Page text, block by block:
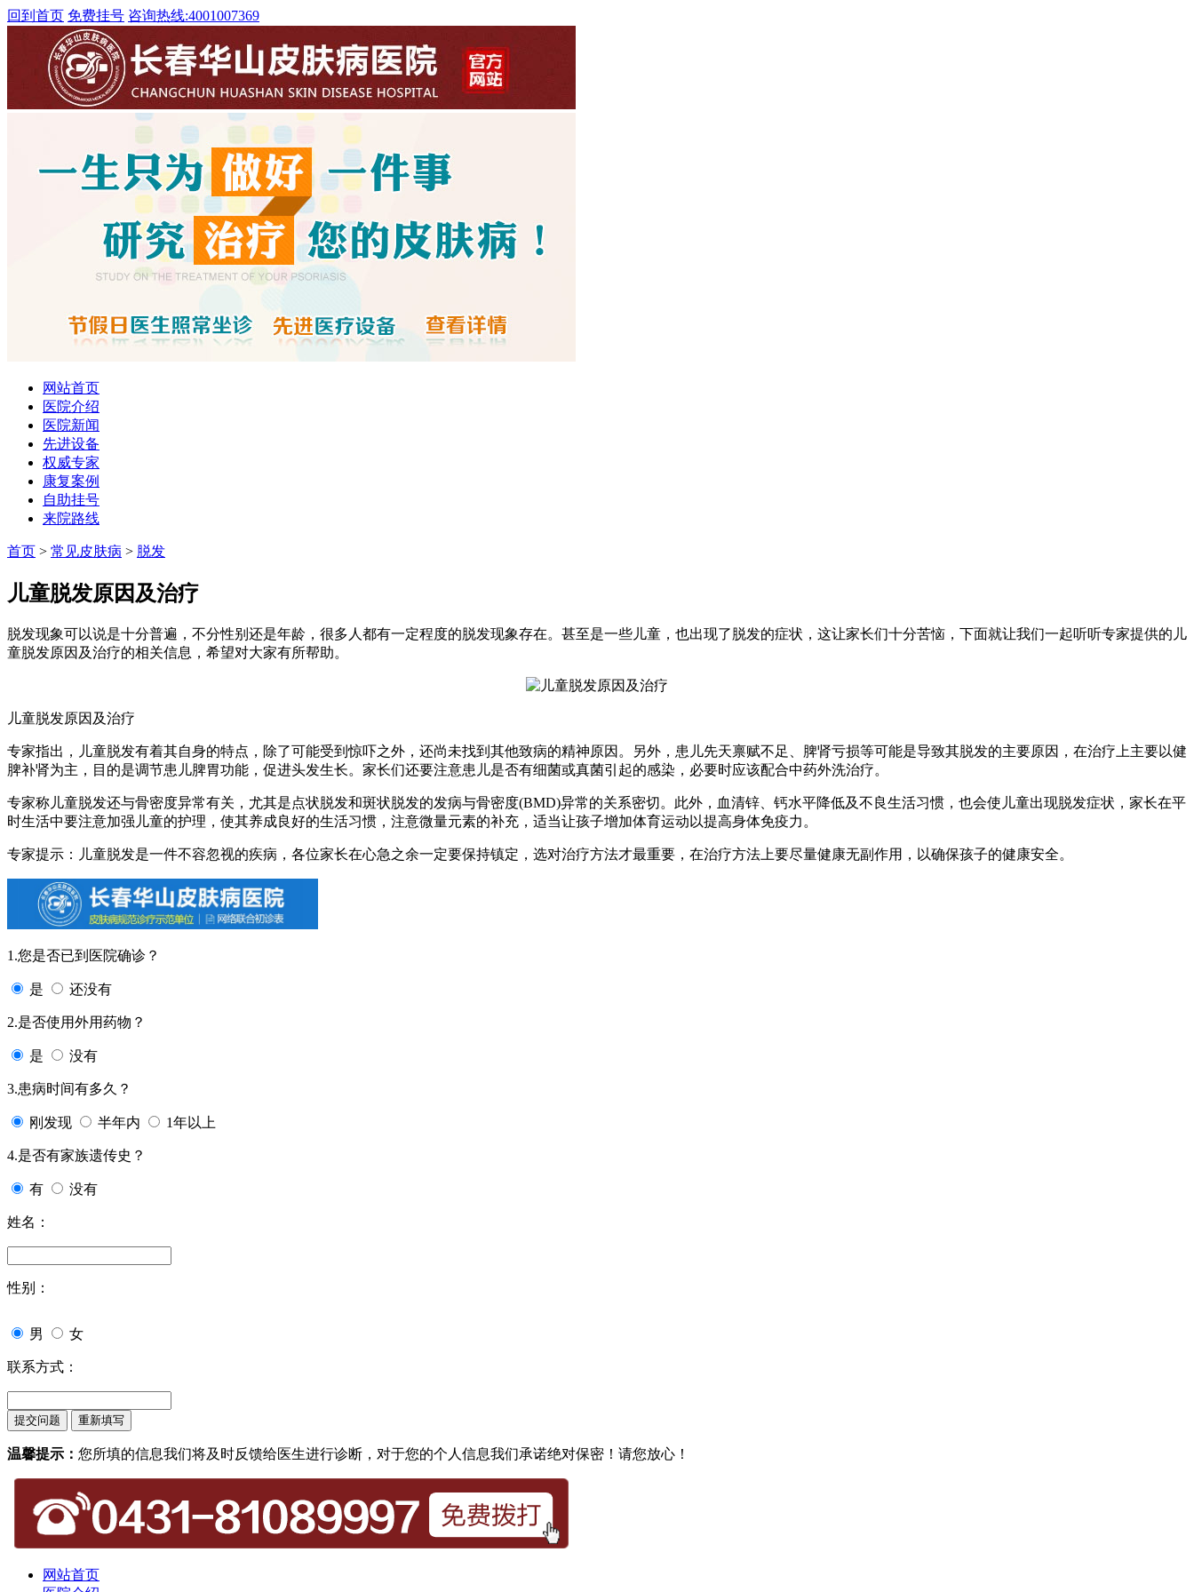
回到首页 免费挂号 咨询热线:4001007369
网站首页
医院介绍
医院新闻
先进设备
权威专家
康复案例
自助挂号
来院路线
首页 > 常见皮肤病 > 脱发
儿童脱发原因及治疗
脱发现象可以说是十分普遍，不分性别还是年龄，很多人都有一定程度的脱发现象存在。甚至是一些儿童，也出现了脱发的症状，这让家长们十分苦恼，下面就让我们一起听听专家提供的儿
童脱发原因及治疗的相关信息，希望对大家有所帮助。
儿童脱发原因及治疗
专家指出，儿童脱发有着其自身的特点，除了可能受到惊吓之外，还尚未找到其他致病的精神原因。另外，患儿先天禀赋不足、脾肾亏损等可能是导致其脱发的主要原因，在治疗上主要以健
脾补肾为主，目的是调节患儿脾胃功能，促进头发生长。家长们还要注意患儿是否有细菌或真菌引起的感染，必要时应该配合中药外洗治疗。
专家称儿童脱发还与骨密度异常有关，尤其是点状脱发和斑状脱发的发病与骨密度(BMD)异常的关系密切。此外，血清锌、钙水平降低及不良生活习惯，也会使儿童出现脱发症状，家长在平
时生活中要注意加强儿童的护理，使其养成良好的生活习惯，注意微量元素的补充，适当让孩子增加体育运动以提高身体免疫力。
专家提示：儿童脱发是一件不容忽视的疾病，各位家长在心急之余一定要保持镇定，选对治疗方法才最重要，在治疗方法上要尽量健康无副作用，以确保孩子的健康安全。
1.您是否已到医院确诊？
是 还没有
2.是否使用外用药物？
是 没有
3.患病时间有多久？
刚发现 半年内 1年以上
4.是否有家族遗传史？
有 没有
姓名：
性别：
男 女
联系方式：
温馨提示： 您所填的信息我们将及时反馈给医生进行诊断，对于您的个人信息我们承诺绝对保密！请您放心！
网站首页